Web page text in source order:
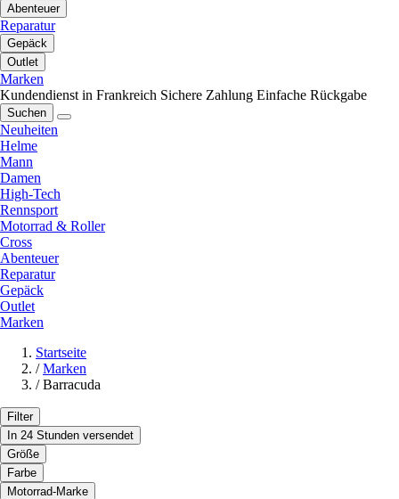
Abenteuer
Reparatur
Gepäck
Outlet
Marken
Kundendienst in Frankreich Sichere Zahlung Einfache Rückgabe
Suchen
Neuheiten
Helme
Mann
Damen
High-Tech
Rennsport
Motorrad & Roller
Cross
Abenteuer
Reparatur
Gepäck
Outlet
Marken
Startseite
/ Marken
/ Barracuda
Filter
In 24 Stunden versendet
Größe
Farbe
Motorrad-Marke